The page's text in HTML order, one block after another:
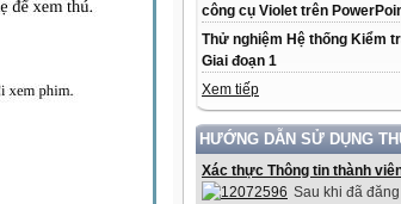
công cụ Violet trên
Thử nghiệm Hệ thống Kiểm
Giai đoạn 1
Xem tiếp
HƯỚNG DẪN SỬ DỤNG
Xác thực Thông tin thành
Sau khi đã